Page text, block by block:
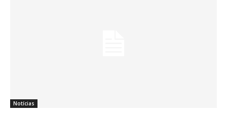
Notícias